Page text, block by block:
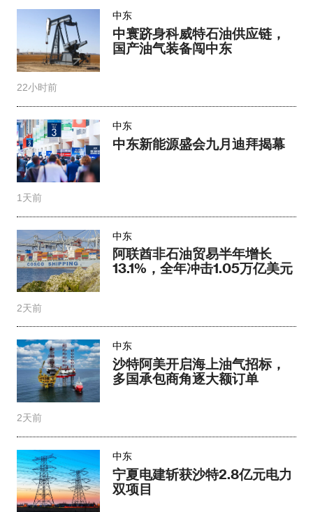
中东
中寰跻身科威特石油供应链，
国产油气装备闯中东
22小时前
中东
中东新能源盛会九月迪拜揭幕
1天前
中东
阿联酋非石油贸易半年增长
13.1%，全年冲击1.05万亿美元
2天前
中东
沙特阿美开启海上油气招标，
多国承包商角逐大额订单
2天前
中东
宁夏电建斩获沙特2.8亿元电力
双项目